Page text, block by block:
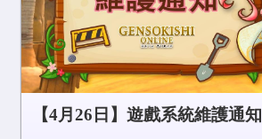
【4月26日】遊戲系統維護通知